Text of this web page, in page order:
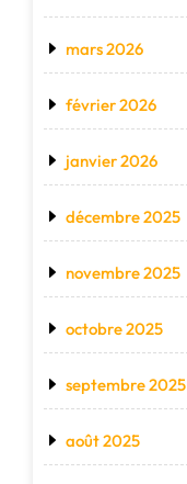
mars 2026
février 2026
janvier 2026
décembre 2025
novembre 2025
octobre 2025
septembre 2025
août 2025